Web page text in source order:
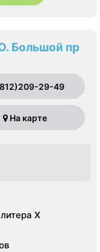
Большой пр
29-49
На карте
Х